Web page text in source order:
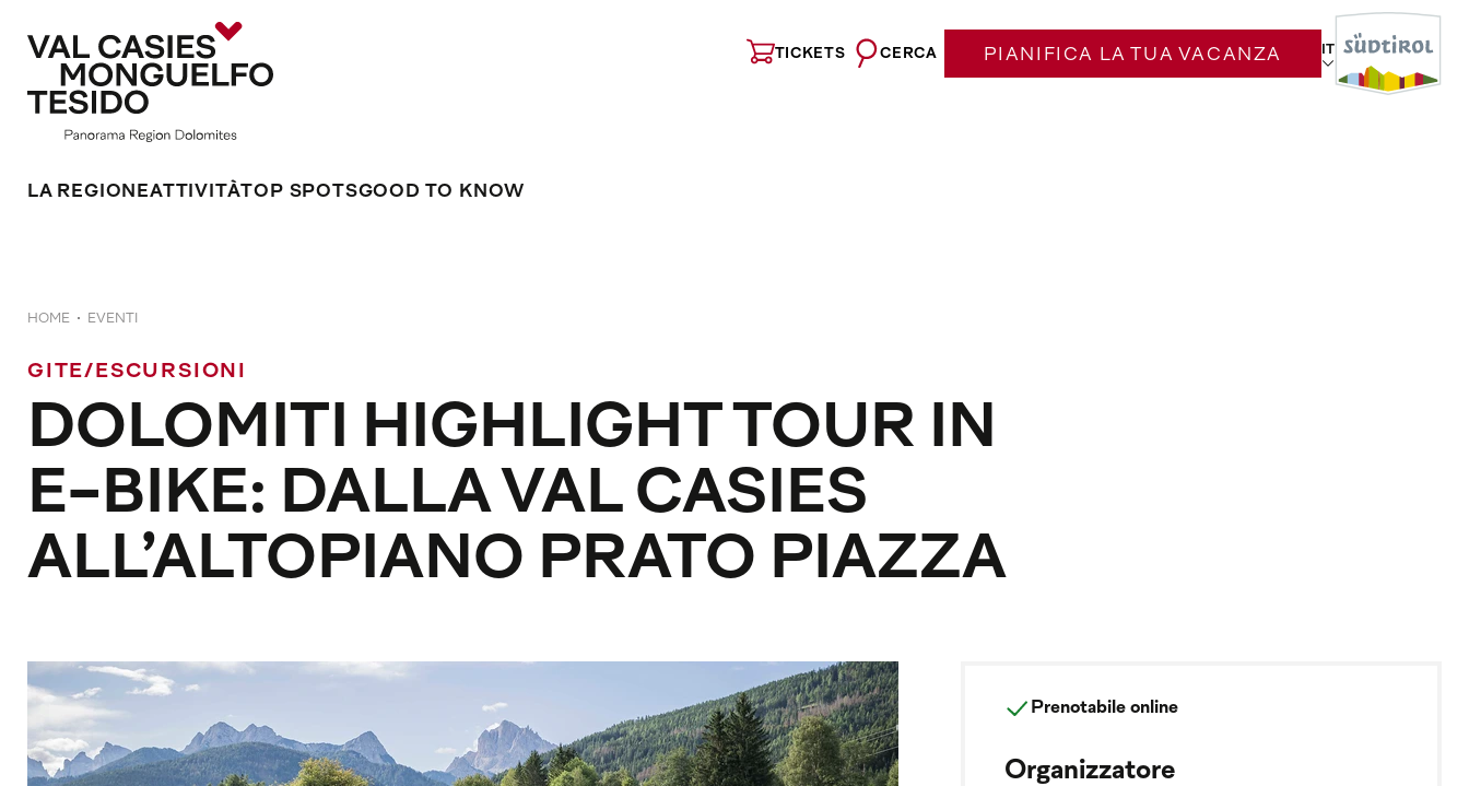
TICKETS CERCA PIANIFICA LA TUA VACANZA IT
LA REGIONEATTIVITÀ TOP SPOTSGOOD TO KNOW
HOME EVENTI
GITE/ESCURSIONI
DOLOMITI HIGHLIGHT TOUR IN
E-BIKE: DALLA VAL CASIES
ALL’ALTOPIANO PRATO PIAZZA
Prenotabile online
Organizzatore